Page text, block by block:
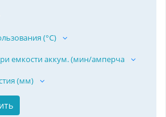
(°C)
емкости аккум. (мин/амперча
(мм)